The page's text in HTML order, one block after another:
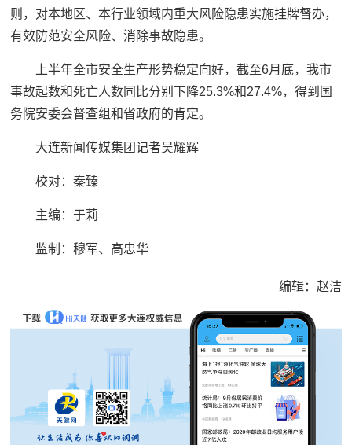
则，对本地区、本行业领域内重大风险隐患实施挂牌督办，
有效防范安全风险、消除事故隐患。
上半年全市安全生产形势稳定向好，截至6月底，我市
事故起数和死亡人数同比分别下降25.3%和27.4%，得到国
务院安委会督查组和省政府的肯定。
大连新闻传媒集团记者吴耀辉
校对：秦臻
主编：于莉
监制：穆军、高忠华
编辑：赵洁